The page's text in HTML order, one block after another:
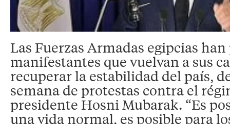
Las Fuerzas Armadas egipcias
manifestantes que vuelvan a sus
recuperar la estabilidad del país,
semana de protestas contra el
presidente Hosni Mubarak. “Es
una vida normal, es posible para